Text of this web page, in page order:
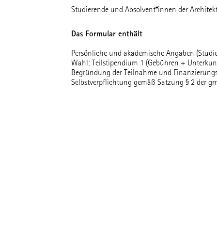
Studierende und Absolvent*innen der
Das Formular enthält
Persönliche und akademische Angaben
Wahl: Teilstipendium 1 (Gebühren +
Begründung der Teilnahme und
Selbstverpflichtung gemäß Satzung § 2 der